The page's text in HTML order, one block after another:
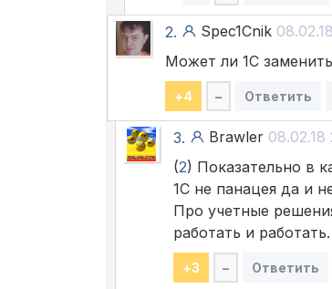
2. Spec1Cnik
Может ли 1С
+4 – Ответить
3. Brawler 08.02.18
(2) Показательно в
1С не панацея да и
Про учетные
работать и работать.
+3 – Ответить